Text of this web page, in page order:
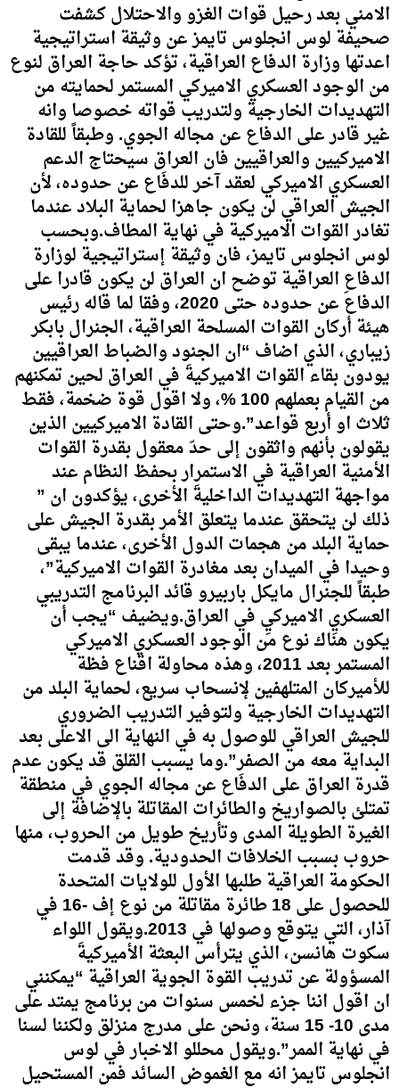
الامني بعد رحيل قوات الغزو والاحتلال كشفت
صحيفة لوس انجلوس تايمز عن وثيقة استراتيجية
اعدتها وزارة الدفاع العراقية، تؤكد حاجة العراق لنوع
من الوجود العسكري الاميركي المستمر لحمايته من
التهديدات الخارجية ولتدريب قواته خصوصا وانه
غير قادر على الدفاع عن مجاله الجوي. وطبقاً للقادة
الاميركيين والعراقيين فان العراق سيحتاج الدعم
العسكري الاميركي لعقد آخر للدفَاع عن حدوده، لأن
الجيش العراقي لن يكون جاهزا لحماية البلاد عندما
تغادر القوات الاميركية في نهاية المطاف.وبحسب
لوس انجلوس تايمز، فان وثيقة إستراتيجية لوزارة
الدفاعِ العراقية توضح ان العراق لن يكون قادرا على
الدفاع عن حدوده حتى 2020، وفقا لما قاله رئيس
هيئة أركان القوات المسلحة العراقية، الجنرال بابكر
زيباري، الذي اضاف “ان الجنود والضباط العراقيين
يودون بقاء القوات الاميركيةَ في العراق لحين تمكنهم
من القيام بعملهم 100 %، ولا اقول قوة ضخمة، فقط
ثلاث او أربع قواعد”.وحتى القادة الاميركيين الذين
يقولون بأنهم واثقون إلى حدّ معقول بقدرة القوات
الأمنية العراقية في الاستمرار بحفظ النظام عند
مواجهة التهديدات الداخليةَ الأخرى، يؤكدون ان ”
ذلك لن يتحقق عندما يتعلق الأمر بقدرة الجيش على
حماية البلد من هجمات الدول الأخرى، عندما يبقى
وحيدا في الميدان بعد مغادرة القوات الاميركية”،
طبقاً للجنرال مايكل باربيرو قائد البرنامج التدريبي
العسكريِ الاميركيِ في العراق.ويضيف “يجب أن
يكون هناك نوع من الوجود العسكري الاميركي
المستمر بعد 2011، وهذه محاولة اقناع فظة
للأميركان المتلهفين لإنسحاب سريع، لحماية البلد من
التهديدات الخارجية ولتوفير التدريب الضروري
للجيش العراقي للوصول به في النهاية الى الاعلى بعد
البداية معه من الصفر”.وما يسبب القلق قد يكون عدم
قدرة العراق على الدفَاع عن مجاله الجوي في منطقة
تمتلئ بالصواريخ والطائرات المقاتلة بالإضافة إلى
الغيرة الطويلة المدى وتأريخ طويل من الحروب، منها
حروب بسبب الخلافات الحدودية. وقد قدمت
الحكومة العراقية طلبها الأول للولايات المتحدة
للحصول على 18 طائرة مقاتلة من نوع إف -16 في
آذار، التي يتوقع وصولها في 2013.ويقول اللواء
سكوت هانسن، الذي يترأس البعثة الأميركيةَ
المسؤولة عن تدريب القوة الجوية العراقية “يمكنني
ان اقول اننا جزء لخمس سنوات من برنامج يمتد على
مدى 10- 15 سنة، ونحن على مدرج منزلق ولكننا لسنا
في نهاية الممر”.ويقول محللو الاخبار في لوس
انجلوس تايمز انه مع الغموض السائد فمن المستحيل